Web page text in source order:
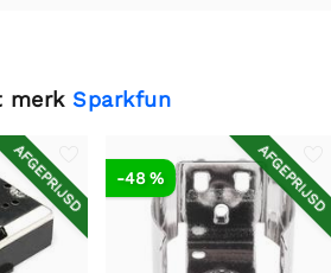
merk Sparkfun
AFGEPRIJSD AFGEPRIJSD
-48 %